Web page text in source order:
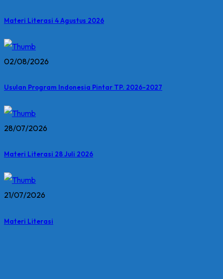
Materi Literasi 4 Agustus 2026
02/08/2026
Usulan Program Indonesia Pintar TP. 2026-2027
28/07/2026
Materi Literasi 28 Juli 2026
21/07/2026
Materi Literasi